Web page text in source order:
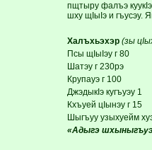
пщтыру фалъэ
шху щIыIэ и гъусэу.
Халъхьэхэр (зы
Псы щIыIэу г 80
Шатэу г 230рэ
Крупауэ г 100
ДжэдыкIэ кугъуэу 1
Кхъуей цIынэу г 15
Шыгъуу узыхуейм
«Адыгэ